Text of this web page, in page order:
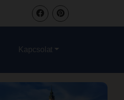
Kapcsolat